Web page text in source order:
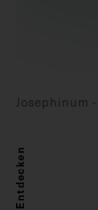
Josephinum
Entdecken